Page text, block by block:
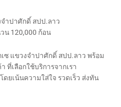
จำปาศักดิ์ สปป.ลาว
น 120,000 ก้อน
เซ แขวงจำปาศักดิ์ สปป.ลาว พร้อม
เลือกใช้บริการจากเรา
ยเน้นความใส่ใจ รวดเร็ว ส่งทัน